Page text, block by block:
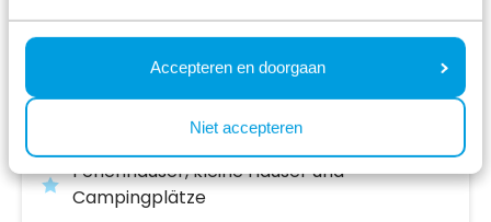
Accepteren en doorgaan
Niet accepteren
Ferienpark mit Erholungsstrand am Fluss
Ferienhäuser, kleine Häuser und
Campingplätze